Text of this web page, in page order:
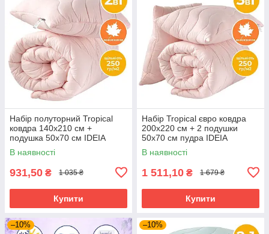
Набір полуторний Tropical
ковдра 140х210 см +
подушка 50х70 см IDEIA
антиалергенний пудра
В наявності
931,50 ₴ 1 035 ₴
Купити
Набір Tropical євро ковдра
200х220 см + 2 подушки
50х70 см пудра IDEIA
антиалергійний
В наявності
1 511,10 ₴ 1 679 ₴
Купити
–10% –10%